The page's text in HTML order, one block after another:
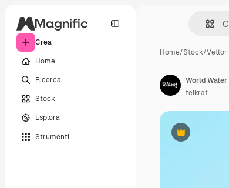
Crea
Home
Ricerca
Stock
Esplora
Strumenti
Home/Stock/Vettori
Premium
telkraf